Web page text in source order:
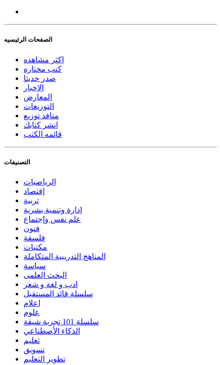
الصفحات الرئيسيه
اكثر مشاهده
كتب مختاره
صدر حديثا
الاخبار
المعارض
التوزيعات
منافذ توزيع
انشر كتابك
قائمه الكتب
التصنيفات
الرياضيات
إقتصاد
تربية
إدارة وتنمية بشرية
علم نفس وإجتماع
فنون
فلسفة
مكتبات
المناهج التدريبية المتكاملة
سياسة
البحث العلمى
ادب و لغة و شعر
سلسلة قائد المستقبل
اعلام
علوم
سلسلة 101 تجربة شيقة
الذكاء الأصطناعي
تعليم
تسويق
تطوير التعليم